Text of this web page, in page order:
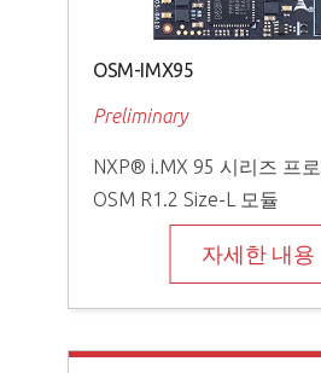
OSM-IMX95
Preliminary
NXP® i.MX 95 시리즈 프
OSM R1.2 Size-L 모듈
자세한 내용